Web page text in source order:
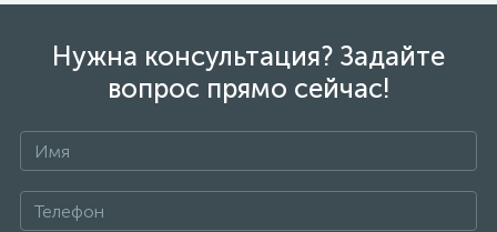
Нужна консультация? Задайте
вопрос прямо сейчас!